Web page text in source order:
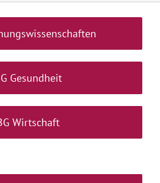
Gesundheit
Wirtschaft